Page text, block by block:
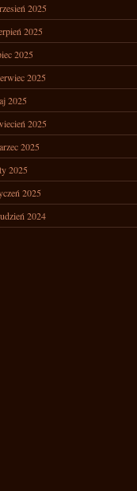
2025
2025
2025
2025
2025
2025
2025
2025
2025
2024